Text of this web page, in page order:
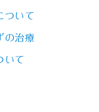
ついて
の治療
いて